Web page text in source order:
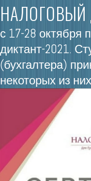
НАЛОГОВЫЙ
с 17-28 октября
диктант-2021.
(бухгалтера)
некоторых из